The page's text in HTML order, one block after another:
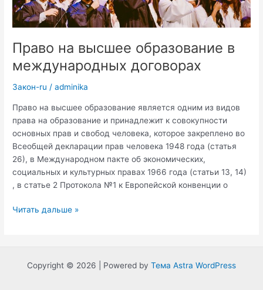
Право на высшее образование в
международных договорах
Закон-ru /adminika
Право на высшее образование является одним из видов
права на образование и принадлежит к совокупности
основных прав и свобод человека, которое закреплено во
Всеобщей декларации прав человека 1948 года (статья
26), в Международном пакте об экономических,
социальных и культурных правах 1966 года (статьи 13, 14)
, в статье 2 Протокола №1 к Европейской конвенции о
Право
Читать дальше »
Copyright © 2026 | Powered by Тема Astra WordPress